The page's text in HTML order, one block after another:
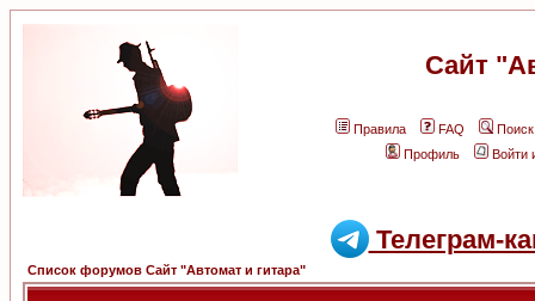
Сайт
Правила FAQ
Поиск
Профиль
Войти
Телеграм-
Список форумов Сайт "Автомат и гитара"